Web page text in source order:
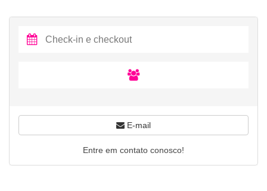
E-mail
Entre em contato conosco!